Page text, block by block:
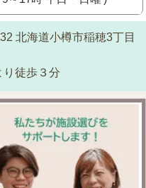
北海道小樽市稲穂3丁目
り徒歩３分